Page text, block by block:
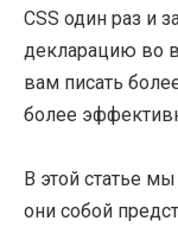
CSS один раз и
декларацию во
вам писать
более
В этой статье
они собой